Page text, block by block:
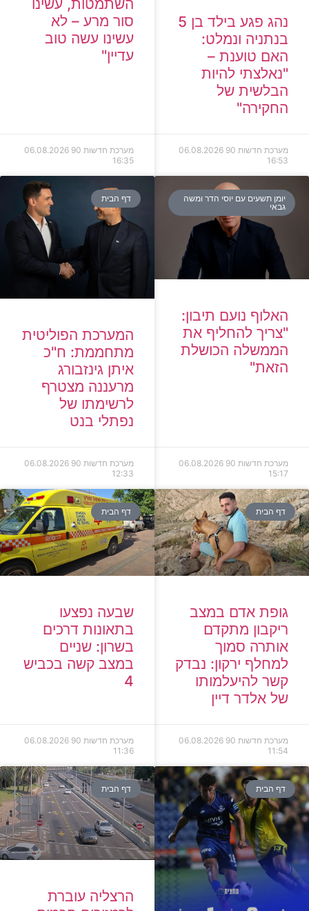
נהג פגע בילד בן 5
בנתניה ונמלט:
האם טוענת –
"נאלצתי להיות
הבלשית של
החקירה"
מערכת חדשות 90
06.08.2026
16:53
השתמטות, עשינו
סור מרע – לא
עשינו עשה טוב
עדיין"
מערכת חדשות 90
06.08.2026
16:35
יומן תשעים עם יוסי הדר ומשה
גבאי
האלוף נועם תיבון:
"צריך להחליף את
הממשלה הכושלת
הזאת"
מערכת חדשות 90
06.08.2026
15:17
דף הבית
המערכת הפוליטית
מתחממת: ח"כ
איתן גינזבורג
מרעננה מצטרף
לרשימתו של
נפתלי בנט
מערכת חדשות 90
06.08.2026
12:33
דף הבית
גופת אדם במצב
ריקבון מתקדם
אותרה סמוך
למחלף ירקון: נבדק
קשר להיעלמותו
של אלדר דיין
מערכת חדשות 90
06.08.2026
11:54
דף הבית
שבעה נפצעו
בתאונות דרכים
בשרון: שניים
במצב קשה בכביש
4
מערכת חדשות 90
06.08.2026
11:36
דף הבית דף הבית
הרצליה עוברת